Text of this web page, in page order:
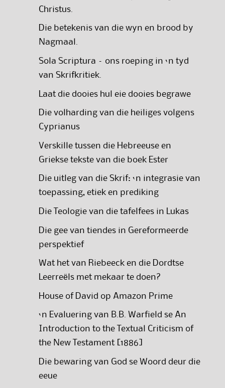
Christus.
Die betekenis van die wyn en brood by
Nagmaal.
Sola Scriptura – ons roeping in ‘n tyd
van Skrifkritiek.
Laat die dooies hul eie dooies begrawe
Die volharding van die heiliges volgens
Cyprianus
Verskille tussen die Hebreeuse en
Griekse tekste van die boek Ester
Die uitleg van die Skrif: ‘n integrasie van
toepassing, etiek en prediking
Die Teologie van die tafelfees in Lukas
Die gee van tiendes in Gereformeerde
perspektief
Wat het van Riebeeck en die Dordtse
Leerreëls met mekaar te doen?
House of David op Amazon Prime
‘n Evaluering van B.B. Warfield se An
Introduction to the Textual Criticism of
the New Testament [1886]
Die bewaring van God se Woord deur die
eeue